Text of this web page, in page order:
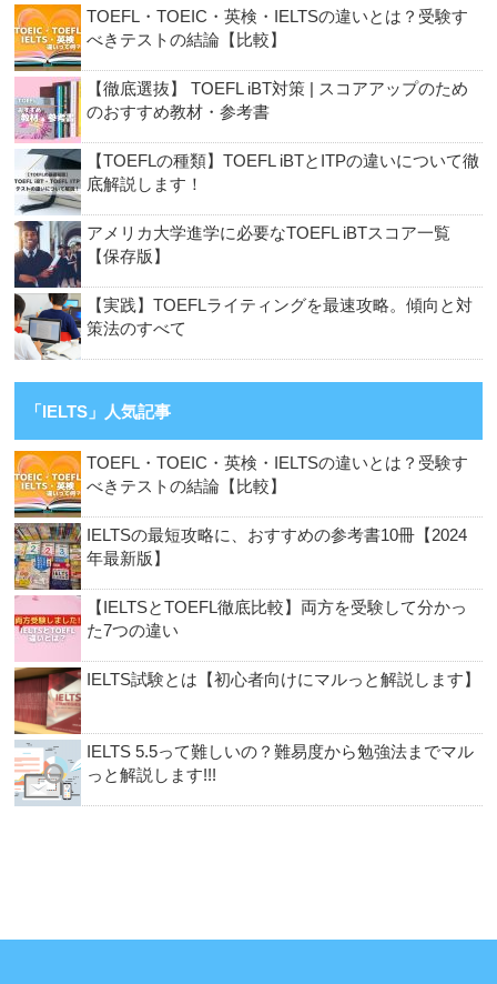
TOEFL・TOEIC・英検・IELTSの違いとは？受験す
べきテストの結論【比較】
【徹底選抜】 TOEFL iBT対策 | スコアアップのため
のおすすめ教材・参考書
【TOEFLの種類】TOEFL iBTとITPの違いについて徹
底解説します！
アメリカ大学進学に必要なTOEFL iBTスコア一覧
【保存版】
【実践】TOEFLライティングを最速攻略。傾向と対
策法のすべて
「IELTS」人気記事
TOEFL・TOEIC・英検・IELTSの違いとは？受験す
べきテストの結論【比較】
IELTSの最短攻略に、おすすめの参考書10冊【2024
年最新版】
【IELTSとTOEFL徹底比較】両方を受験して分かっ
た7つの違い
IELTS試験とは【初心者向けにマルっと解説します】
IELTS 5.5って難しいの？難易度から勉強法までマル
っと解説します!!!